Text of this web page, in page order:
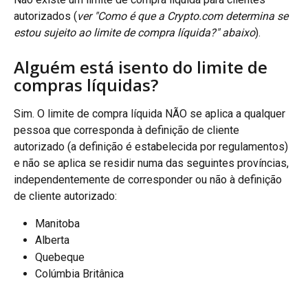
autorizados (ver "Como é que a Crypto.com determina se
estou sujeito ao limite de compra líquida?" abaixo).
Alguém está isento do limite de
compras líquidas?
Sim. O limite de compra líquida NÃO se aplica a qualquer
pessoa que corresponda à definição de cliente
autorizado (a definição é estabelecida por regulamentos)
e não se aplica se residir numa das seguintes províncias,
independentemente de corresponder ou não à definição
de cliente autorizado:
Manitoba
Alberta
Quebeque
Colúmbia Britânica